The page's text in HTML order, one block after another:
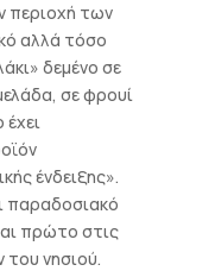
περιοχή των
αλλά τόσο
δεμένο σε
σε φρουί
έχει
ένδειξης».
παραδοσιακό
πρώτο στις
νησιού.